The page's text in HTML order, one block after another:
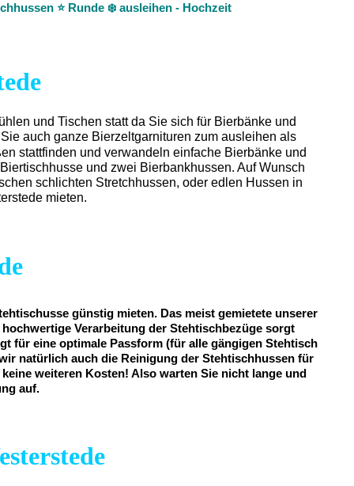
⭐ Runde ❄️ ausleihen - Hochzeit
und Tischen statt da Sie sich für Bierbänke und
auch ganze Bierzeltgarnituren zum ausleihen als
stattfinden und verwandeln einfache Bierbänke und
und zwei Bierbankhussen. Auf Wunsch
schlichten Stretchhussen, oder edlen Hussen in
mieten.
günstig mieten. Das meist gemietete unserer
Verarbeitung der Stehtischbezüge sorgt
für eine optimale Passform (für alle gängigen Stehtisch
natürlich auch die Reinigung der Stehtischhussen für
weiteren Kosten! Also warten Sie nicht lange und
auf.